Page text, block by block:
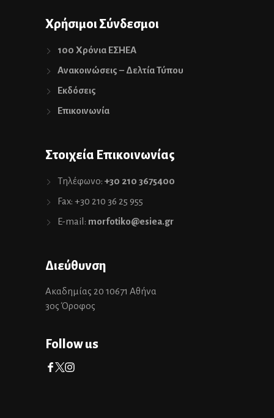
Χρήσιμοι Σύνδεσμοι
100 Χρόνια ΕΣΗΕΑ
Ανακοινώσεις – Δελτία Τύπου
Εκδόσεις
Επικοινωνία
Στοιχεία Επικοινωνίας
Τηλέφωνο: +30 210 3675400
Fax: +30 210 36 25 955
E-mail: morfotiko@esiea.gr
Διεύθυνση
Ακαδημίας 20 10671 Αθήνα
3ος Όροφος
Follow us